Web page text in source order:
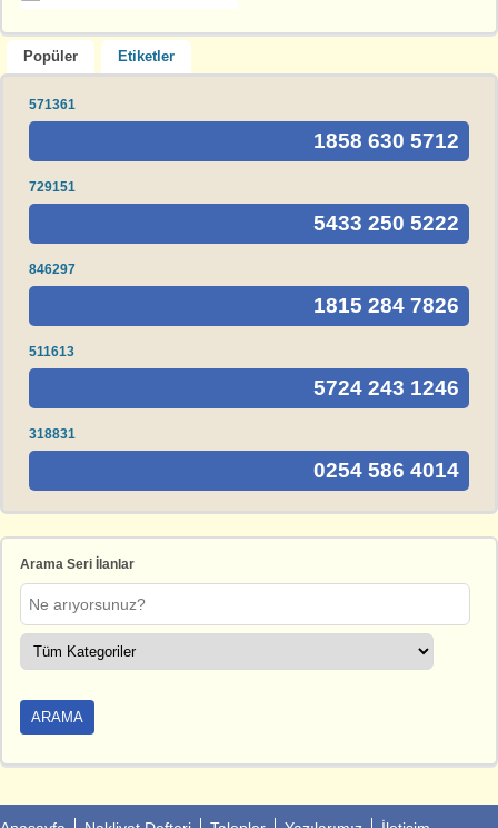
Popüler Etiketler
571361
1858 630 5712
729151
5433 250 5222
846297
1815 284 7826
511613
5724 243 1246
318831
0254 586 4014
Arama Seri İlanlar